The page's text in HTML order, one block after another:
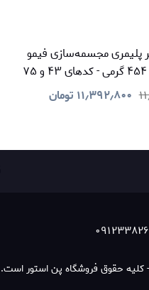
مجسمه‌سازی فیمو
۱۱٫۳۹۲٫۸۰۰ تومان